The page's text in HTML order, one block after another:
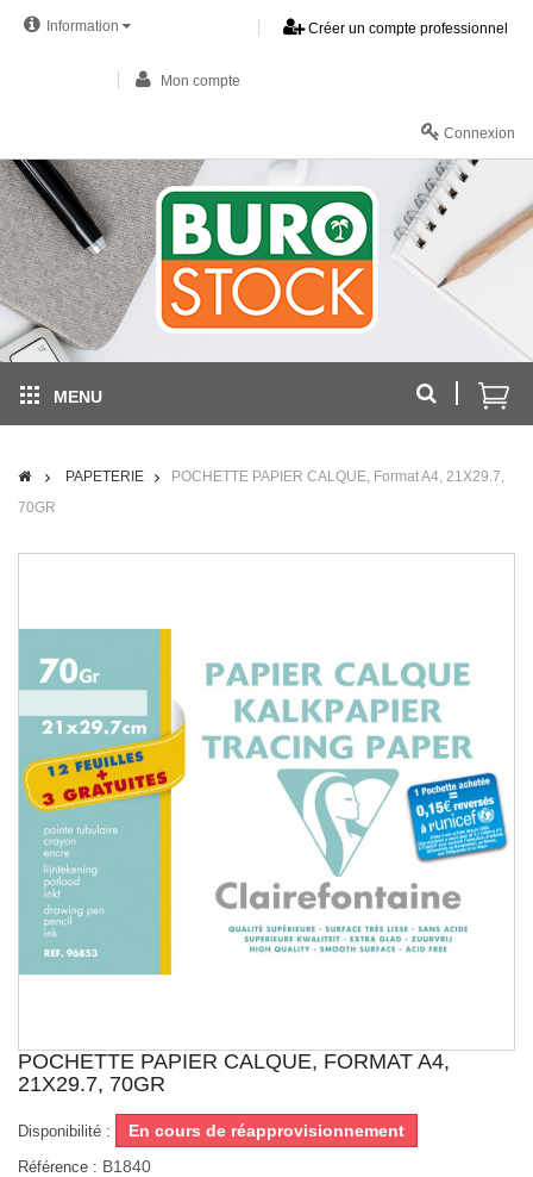
Information Créer un compte professionnel
Mon compte
Connexion
MENU
PAPETERIE
POCHETTE PAPIER CALQUE, Format A4, 21X29.7,
70GR
POCHETTE PAPIER CALQUE, FORMAT A4,
21X29.7, 70GR
Disponibilité : En cours de réapprovisionnement
Référence : B1840